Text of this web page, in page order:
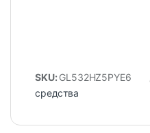
SKU: GL532HZ5PYE6
средства